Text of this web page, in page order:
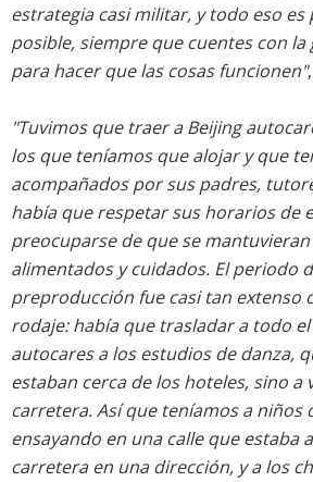
estrategia casi militar, y todo eso
posible, siempre que cuentes con la
para hacer que las cosas funcionen"
"Tuvimos que traer a Beijing
los que teníamos que alojar y que
acompañados por sus padres,
había que respetar sus horarios de
preocuparse de que se
alimentados y cuidados. El periodo
preproducción fue casi tan extenso
rodaje: había que trasladar a todo
autocares a los estudios de danza,
estaban cerca de los hoteles, sino a
carretera. Así que teníamos a niños
ensayando en una calle que estaba
carretera en una dirección, y a los